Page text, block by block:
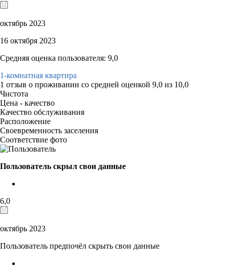
октябрь 2023
16 октября 2023
Средняя оценка пользователя: 9,0
1-комнатная квартира
1 отзыв о проживании со средней оценкой 9,0 из 10,0
Чистота
Цена - качество
Качество обслуживания
Расположение
Своевременность заселения
Соответствие фото
Пользователь скрыл свои данные
6,0
октябрь 2023
Пользователь предпочёл скрыть свои данные